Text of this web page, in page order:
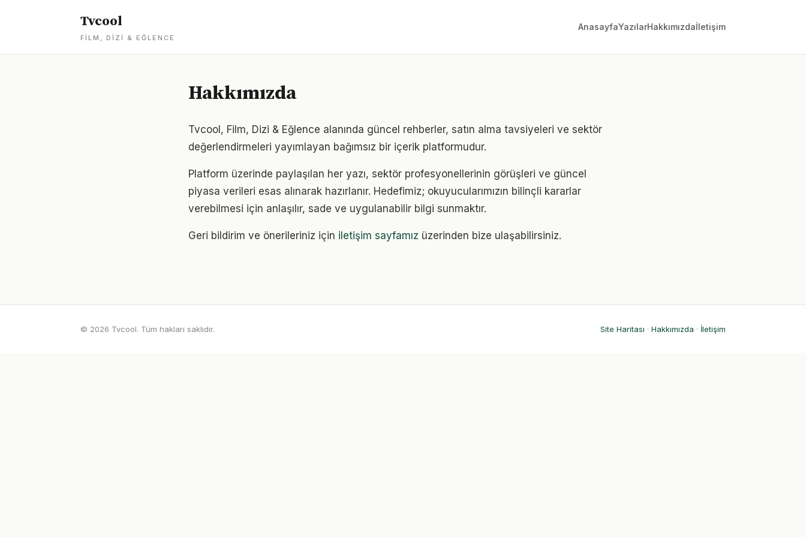
Tvcool
FILM, DIZI & EĞLENCE
AnasayfaYazılarHakkımızdaİletişim
Hakkımızda
Tvcool, Film, Dizi & Eğlence alanında güncel rehberler, satın alma tavsiyeleri ve sektör
değerlendirmeleri yayımlayan bağımsız bir içerik platformudur.
Platform üzerinde paylaşılan her yazı, sektör profesyonellerinin görüşleri ve güncel
piyasa verileri esas alınarak hazırlanır. Hedefimiz; okuyucularımızın bilinçli kararlar
verebilmesi için anlaşılır, sade ve uygulanabilir bilgi sunmaktır.
Geri bildirim ve önerileriniz için iletişim sayfamız üzerinden bize ulaşabilirsiniz.
© 2026 Tvcool. Tüm hakları saklıdır. Site Haritası · Hakkımızda · İletişim